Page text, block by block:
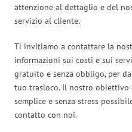
attenzione al dettaglio e del
servizio al cliente.
Ti invitiamo a contattare la
informazioni sui costi e sui
gratuito e senza obbligo, per
tuo trasloco. Il nostro
semplice e senza stress
contatto con noi.